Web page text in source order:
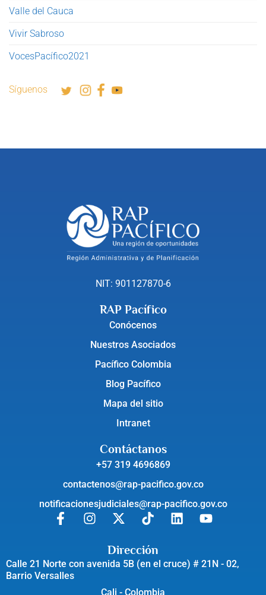
Valle del Cauca
Vivir Sabroso
VocesPacífico2021
Síguenos
NIT: 901127870-6
RAP Pacífico
Conócenos
Nuestros Asociados
Pacífico Colombia
Blog Pacífico
Mapa del sitio
Intranet
Contáctanos
+57 319 4696869
contactenos@rap-pacifico.gov.co
notificacionesjudiciales@rap-pacifico.gov.co
Dirección
Calle 21 Norte con avenida 5B (en el cruce) # 21N - 02,
Barrio Versalles
Cali - Colombia